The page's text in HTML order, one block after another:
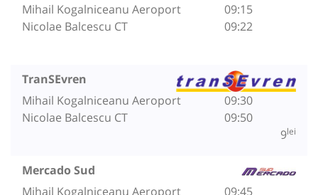
Mihail Kogalniceanu Aeroport
Nicolae Balcescu CT
09:15
09:22
TranSEvren
Mihail Kogalniceanu Aeroport
Nicolae Balcescu CT
09:30
09:50
9lei
Mercado Sud
Mihail Kogalniceanu Aeroport
09:45